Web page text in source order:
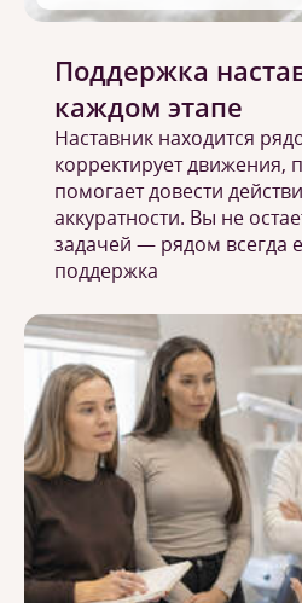
Поддержка
каждом этапе
Наставник находится
корректирует движения,
помогает довести
аккуратности. Вы не
задачей — рядом всегда
поддержка